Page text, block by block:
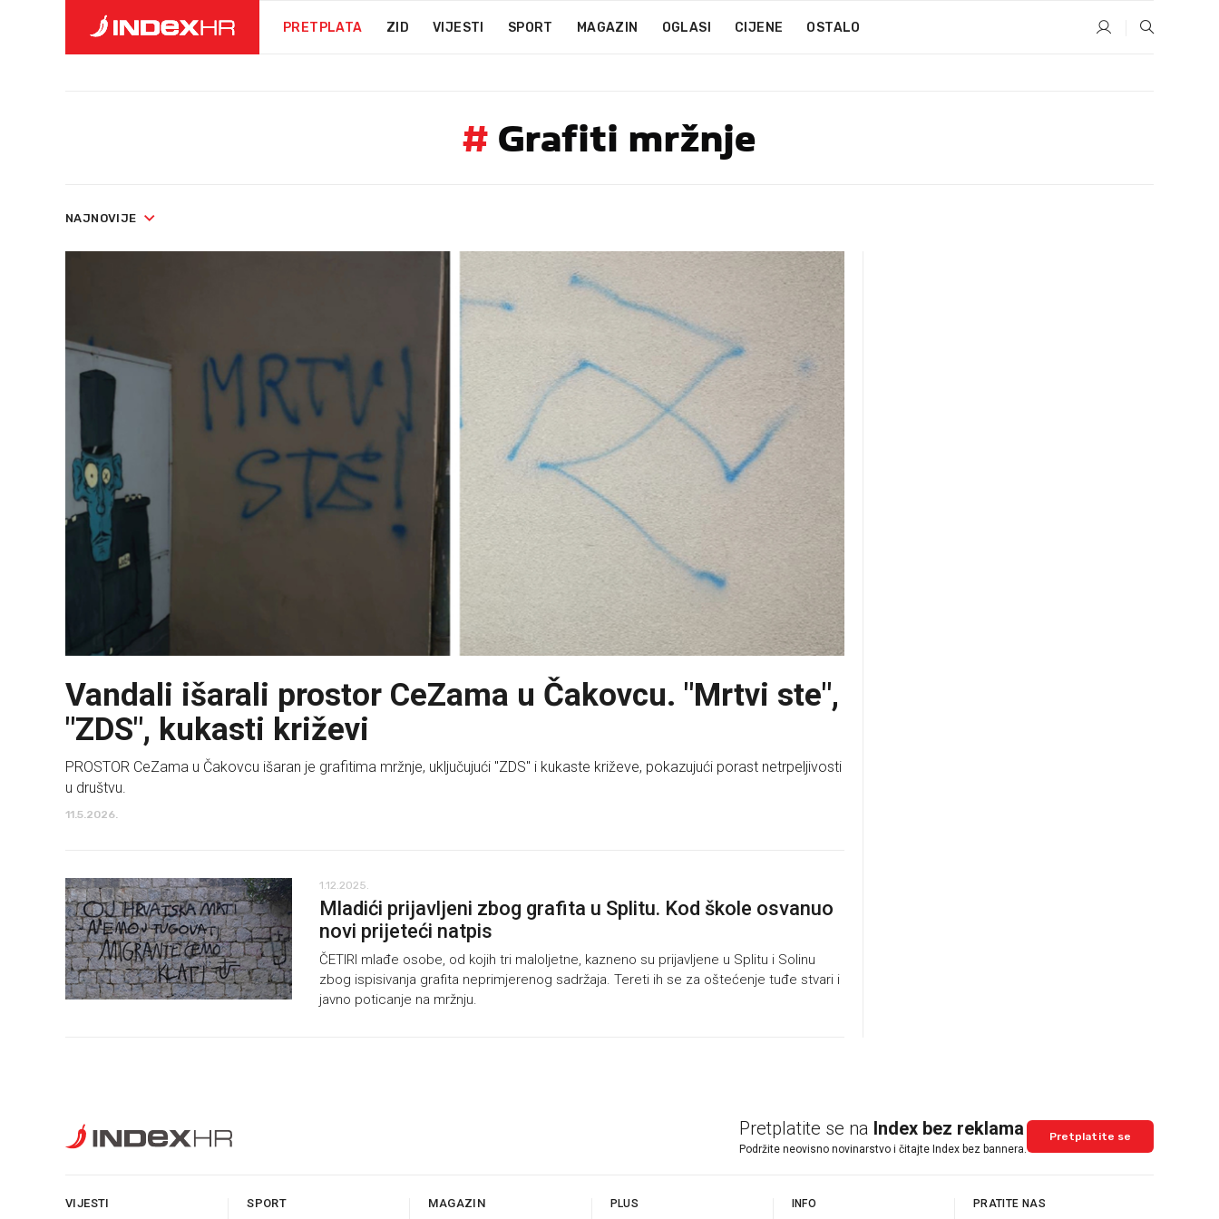
PRETPLATA ZID VIJESTI SPORT MAGAZIN OGLASI CIJENE OSTALO
# Grafiti mržnje
NAJNOVIJE
Vandali išarali prostor CeZama u Čakovcu. "Mrtvi ste",
"ZDS", kukasti križevi
PROSTOR CeZama u Čakovcu išaran je grafitima mržnje, uključujući "ZDS" i kukaste križeve, pokazujući porast netrpeljivosti
u društvu.
11.5.2026.
1.12.2025.
Mladići prijavljeni zbog grafita u Splitu. Kod škole osvanuo
novi prijeteći natpis
ČETIRI mlađe osobe, od kojih tri maloljetne, kazneno su prijavljene u Splitu i Solinu
zbog ispisivanja grafita neprimjerenog sadržaja. Tereti ih se za oštećenje tuđe stvari i
javno poticanje na mržnju.
Pretplatite se na Index bez reklama
Podržite neovisno novinarstvo i čitajte Index bez bannera.
Pretplatite se
VIJESTI SPORT MAGAZIN PLUS INFO PRATITE NAS